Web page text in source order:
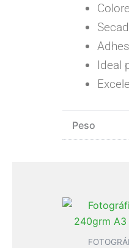
Ideal
Peso